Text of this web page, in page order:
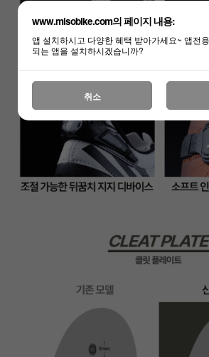
www.misobike.com의 페이지 내용:
앱 설치하시고 다양한 혜택 받아가세요~ 앱전
되는 앱을 설치하시겠습니까?
취소